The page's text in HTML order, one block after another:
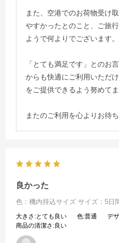
また、空港でのお荷物受け
やすかったとのこと、ご旅
ようで何よりでございます。
「とても満足です」とのお
からも快適にご利用いただ
をご提供できるよう努めてま
またのご利用を心よりお待
良かった
色：機内持込サイズ サイズ：5日
大きさ :とても良い 色:普通 デ
商品の清潔さ :良い